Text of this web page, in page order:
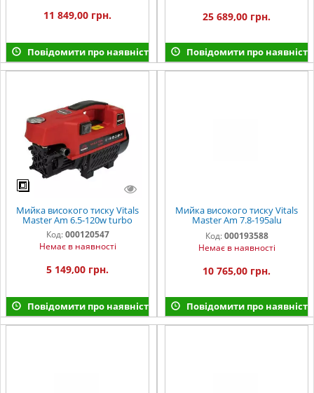
11 849,00 грн.
Повідомити про наявність
25 689,00 грн.
Повідомити про наявність
Мийка високого тиску Vitals
Master Am 6.5-120w turbo
Код: 000120547
Немає в наявності
5 149,00 грн.
Повідомити про наявність
Мийка високого тиску Vitals
Master Am 7.8-195alu
premium
Код: 000193588
Немає в наявності
10 765,00 грн.
Повідомити про наявність